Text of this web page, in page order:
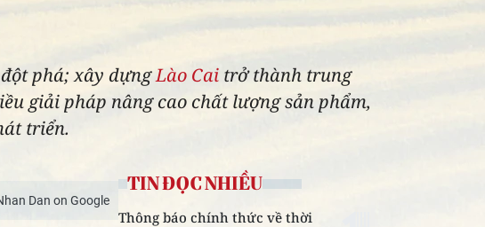
phá; xây dựngLào Cai trở thành trung
giải pháp nâng cao chất lượng sản phẩm,
triển.
Dan on Google
TIN ĐỌC NHIỀU
Thông báo chính thức về thời